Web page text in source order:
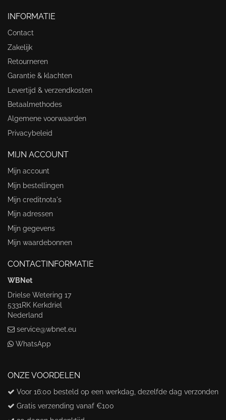
INFORMATIE
Contact
Zakelijk
Retourneren
Garantie & klachten
Levertijd & verzendkosten
Betaalmethodes
Algemene voorwaarden
Privacybeleid
MIJN ACCOUNT
Mijn account
Mijn bestellingen
Mijn creditnota's
Mijn adressen
Mijn gegevens
Mijn waardebonnen
CONTACTINFORMATIE
WBNet
Drielse Wetering 17
5331RK Kerkdriel
Nederland
service@wbnet.eu
WhatsApp
ONZE VOORDELEN
Voor 16:00 besteld op een werkdag, dezelfde dag verzonden
Gratis verzending vanaf €100